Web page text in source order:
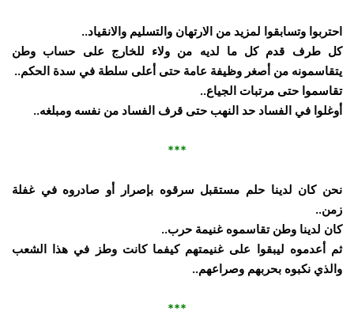
احتربوا وتسابقوا لمزيد من الارتهان والتسليم والانقياد..
كل طرف قدم كل ما لديه من ولاء للخارج على حساب وطن
يتقاسمونه من أصغر وظيفة عامة حتى أعلى سلطة في سدة الحكم..
تقاسموا حتى مرتبات الجياع..
أوغلوا في الفساد حد النهب حتى قرف الفساد من نفسه ومبلغه..
***
نحن كان لدينا حلم مستقبل سرقوه بإصرار أو صادروه في غفلة
زمن..
كان لدينا وطن تقاسموه غنيمة حرب..
ثم أعدموه ليبقوا على غنيمتهم كيفما كانت وطز في هذا الشعب
والذي نكبوه بحربهم وصراعهم..
***